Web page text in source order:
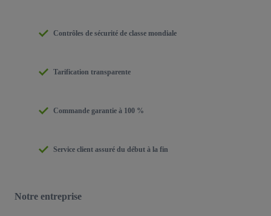
Contrôles de sécurité de classe mondiale
Tarification transparente
Commande garantie à 100 %
Service client assuré du début à la fin
Notre entreprise